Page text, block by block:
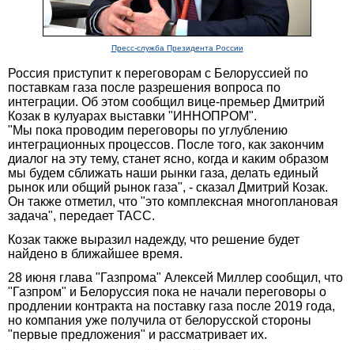
Пресс-служба Президента России
Россия приступит к переговорам с Белоруссией по
поставкам газа после разрешения вопроса по
интеграции. Об этом сообщил вице-премьер Дмитрий
Козак в кулуарах выставки "ИННОПРОМ".
"Мы пока проводим переговоры по углублению
интеграционных процессов. После того, как закончим
диалог на эту тему, станет ясно, когда и каким образом
мы будем сближать наши рынки газа, делать единый
рынок или общий рынок газа", - сказал Дмитрий Козак.
Он также отметил, что "это комплексная многоплановая
задача", передает ТАСС.
Козак также выразил надежду, что решение будет
найдено в ближайшее время.
28 июня глава "Газпрома" Алексей Миллер сообщил, что
"Газпром" и Белоруссия пока не начали переговоры о
продлении контракта на поставку газа после 2019 года,
но компания уже получила от белорусской стороны
"первые предложения" и рассматривает их.